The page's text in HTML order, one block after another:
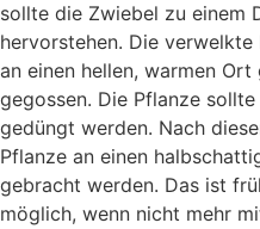
sollte die Zwiebel zu einem
hervorstehen. Die
an einen hellen, warmen
gegossen. Die Pflanze
gedüngt werden. Nach
Pflanze an einen
gebracht werden. Das ist
möglich, wenn nicht mehr